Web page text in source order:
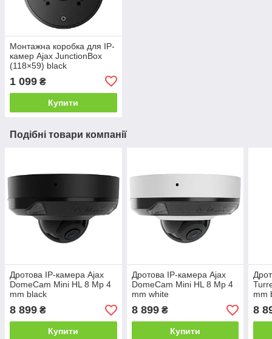
Монтажна коробка для IP-
камер Ajax JunctionBox
(118×59) black
1 099 ₴
Купити
Подібні товари компанії
Дротова IP-камера Ajax
DomeCam Mini HL 8 Mp 4
mm black
8 899 ₴
Купити
Дротова IP-камера Ajax
DomeCam Mini HL 8 Mp 4
mm white
8 899₴
Купити
mm
8